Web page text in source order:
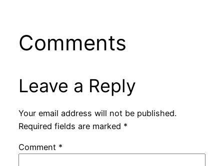
Comments
Leave a Reply
Your email address will not be published.
Required fields are marked *
Comment *